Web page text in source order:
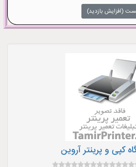
(افزایش بازدید)
کپی و پرینتر آروین